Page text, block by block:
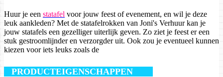
Huur je een statafel voor jouw feest of evenement, en wil je deze
leuk aankleden? Met de statafelrokken van Joni's Verhuur kan je
jouw statafels een gezelliger uiterlijk geven. Zo ziet je feest er een
stuk gestroomlijnder en verzorgder uit. Ook zou je eventueel kunnen
kiezen voor iets leuks zoals de
PRODUCTEIGENSCHAPPEN